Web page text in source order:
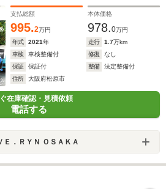
支払総額
995.2万円
本体価格
978.0万円
年式
2021年 走行 1.7万km
車検
車検整備付 修復
なし
保証
保証付 整備
法定整備付
住所
大阪府松原市
在庫確認・見積依頼
電話する
．ＲＹＮ ＯＳＡＫＡ